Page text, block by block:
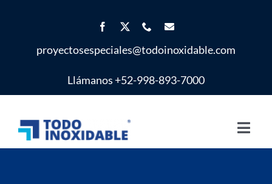
proyectosespeciales@todoinoxidable.com
Llámanos +52-998-893-7000